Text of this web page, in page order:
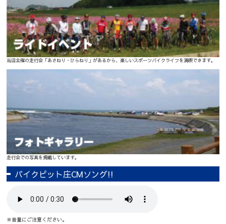
当店主催の走行会「あさねり・ひらねり」があるから、楽しいスポーツバイクライフを満喫できます。
走行会での写真を掲載しています。
バイクピット庄CMソング!!
※音量にご注意ください。